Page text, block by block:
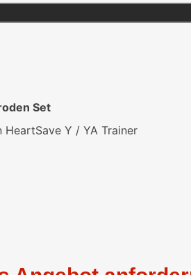
Set
Y / YA Trainer
Angebot anfordern